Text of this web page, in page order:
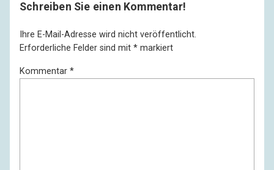
Schreiben Sie einen Kommentar!
Ihre E-Mail-Adresse wird nicht veröffentlicht.
Erforderliche Felder sind mit * markiert
Kommentar *